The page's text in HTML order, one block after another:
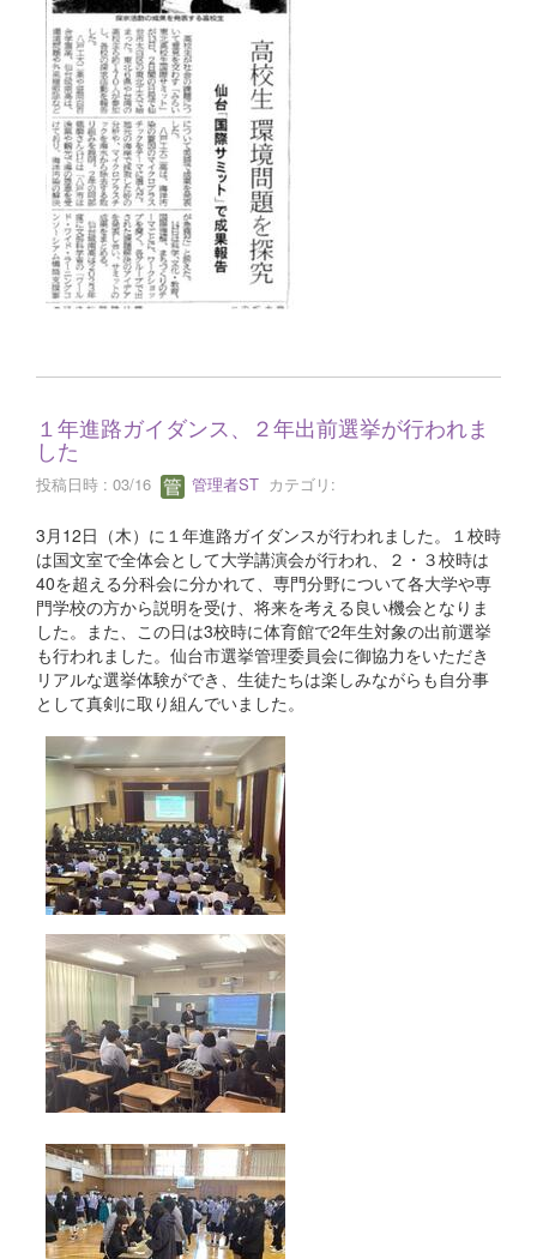
１年進路ガイダンス、２年出前選挙が行われま
した
投稿日時 : 03/16 管理者ST カテゴリ:
3月12日（木）に１年進路ガイダンスが行われました。１校時
は国文室で全体会として大学講演会が行われ、２・３校時は
40を超える分科会に分かれて、専門分野について各大学や専
門学校の方から説明を受け、将来を考える良い機会となりま
した。また、この日は3校時に体育館で2年生対象の出前選挙
も行われました。仙台市選挙管理委員会に御協力をいただき
リアルな選挙体験ができ、生徒たちは楽しみながらも自分事
として真剣に取り組んでいました。